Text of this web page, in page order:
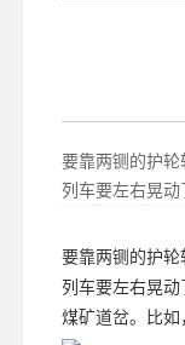
要靠两铡的护
列车要左右晃
要靠两铡的护
列车要左右晃
煤矿道岔。比如